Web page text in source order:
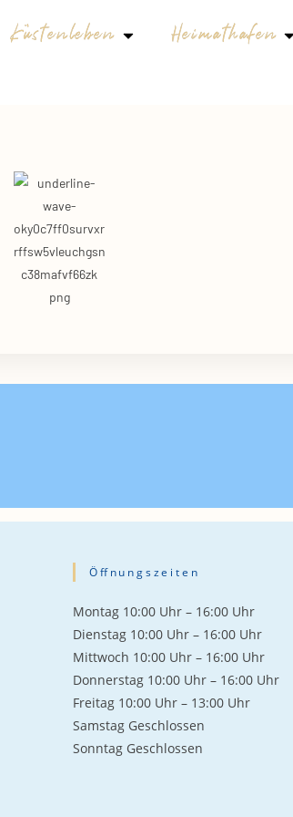
Küstenleben Heimathafen
Öffnungszeiten
Mon­tag 10:00 Uhr – 16:00 Uhr
Diens­tag 10:00 Uhr – 16:00 Uhr
Mitt­woch 10:00 Uhr – 16:00 Uhr
Don­ners­tag 10:00 Uhr – 16:00 Uhr
Frei­tag 10:00 Uhr – 13:00 Uhr
Sams­tag Geschlos­sen
Sonn­tag Geschlos­sen